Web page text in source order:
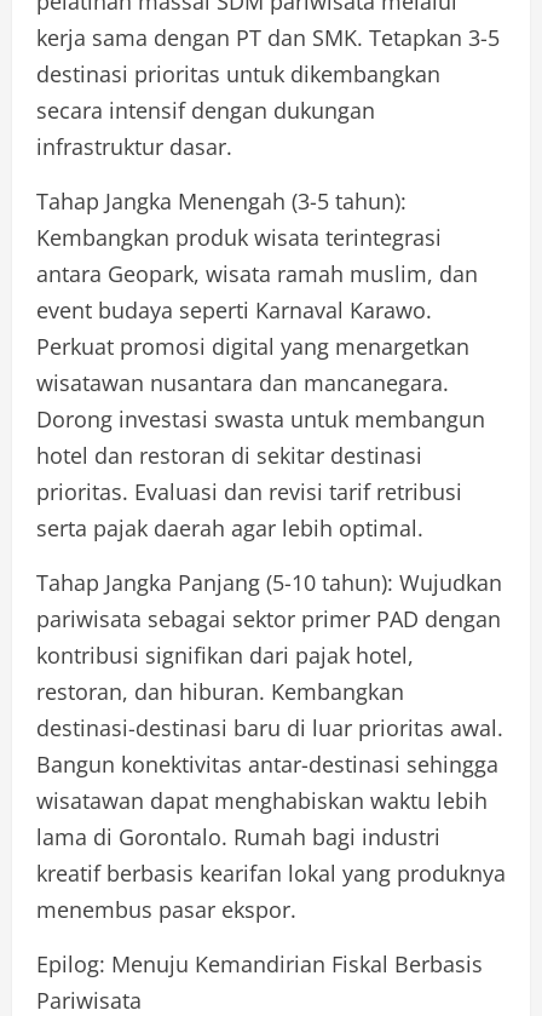
kerja sama dengan PT dan SMK. Tetapkan 3-5
destinasi prioritas untuk dikembangkan
secara intensif dengan dukungan
infrastruktur dasar.
Tahap Jangka Menengah (3-5 tahun):
Kembangkan produk wisata terintegrasi
antara Geopark, wisata ramah muslim, dan
event budaya seperti Karnaval Karawo.
Perkuat promosi digital yang menargetkan
wisatawan nusantara dan mancanegara.
Dorong investasi swasta untuk membangun
hotel dan restoran di sekitar destinasi
prioritas. Evaluasi dan revisi tarif retribusi
serta pajak daerah agar lebih optimal.
Tahap Jangka Panjang (5-10 tahun): Wujudkan
pariwisata sebagai sektor primer PAD dengan
kontribusi signifikan dari pajak hotel,
restoran, dan hiburan. Kembangkan
destinasi-destinasi baru di luar prioritas awal.
Bangun konektivitas antar-destinasi sehingga
wisatawan dapat menghabiskan waktu lebih
lama di Gorontalo. Rumah bagi industri
kreatif berbasis kearifan lokal yang produknya
menembus pasar ekspor.
Epilog: Menuju Kemandirian Fiskal Berbasis
Pariwisata